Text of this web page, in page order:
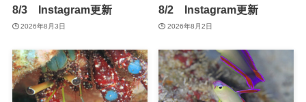
8/3 Instagram更新
2026年8月3日
8/2 Instagram更新
2026年8月2日